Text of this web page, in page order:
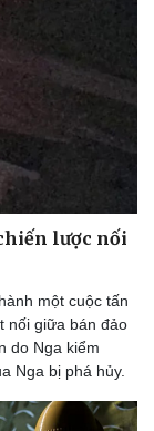
lược nối
một cuộc tấn
nối giữa bán đảo
do Nga kiểm
Nga bị phá hủy.